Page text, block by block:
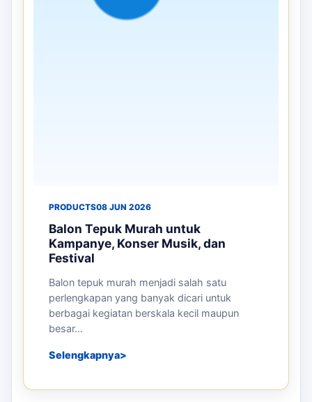
PRODUCTS08 JUN 2026
Balon Tepuk Murah untuk
Kampanye, Konser Musik, dan
Festival
Balon tepuk murah menjadi salah satu
perlengkapan yang banyak dicari untuk
berbagai kegiatan berskala kecil maupun
besar...
Selengkapnya